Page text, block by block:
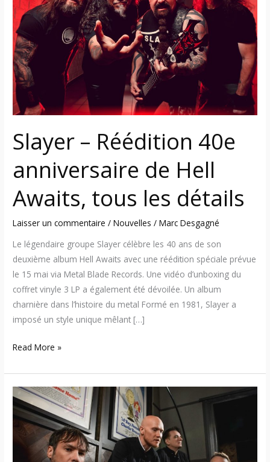
Slayer – Réédition 40e
anniversaire de Hell
Awaits, tous les détails
Laisser un commentaire /Nouvelles /Marc Desgagné
Le légendaire groupe Slayer célèbre les 40 ans de son
deuxième album Hell Awaits avec une réédition spéciale prévue
le 15 mai via Metal Blade Records. Une vidéo d’unboxing du
coffret vinyle 3 LP a également été dévoilée. Un album
charnière dans l’histoire du metal Formé en 1981, Slayer a
imposé un style unique mêlant […]
40e
anniversaire
de
Hell
Awaits,
tous
les
détails
Read More »
The
Pineapple
Thief